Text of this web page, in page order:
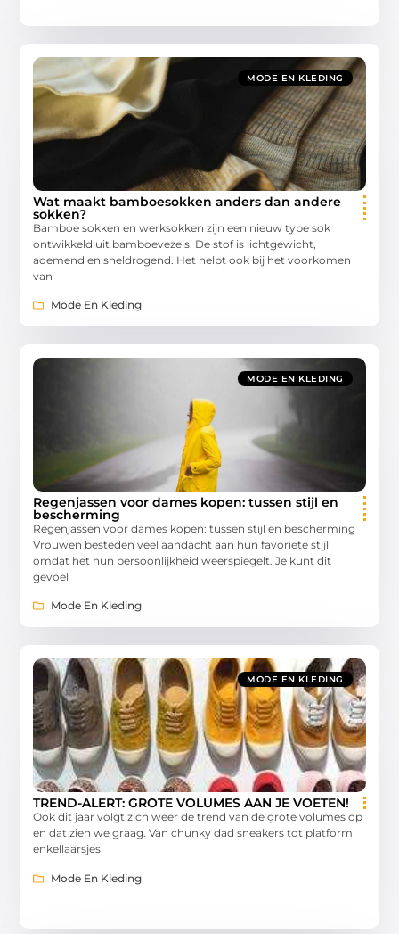
MODE EN KLEDING
Wat maakt bamboesokken anders dan andere
sokken?
Bamboe sokken en werksokken zijn een nieuw type sok
ontwikkeld uit bamboevezels. De stof is lichtgewicht,
ademend en sneldrogend. Het helpt ook bij het voorkomen
van
Mode En Kleding
MODE EN KLEDING
Regenjassen voor dames kopen: tussen stijl en
bescherming
Regenjassen voor dames kopen: tussen stijl en bescherming
Vrouwen besteden veel aandacht aan hun favoriete stijl
omdat het hun persoonlijkheid weerspiegelt. Je kunt dit
gevoel
Mode En Kleding
MODE EN KLEDING
TREND-ALERT: GROTE VOLUMES AAN JE VOETEN!
Ook dit jaar volgt zich weer de trend van de grote volumes op
en dat zien we graag. Van chunky dad sneakers tot platform
enkellaarsjes
Mode En Kleding